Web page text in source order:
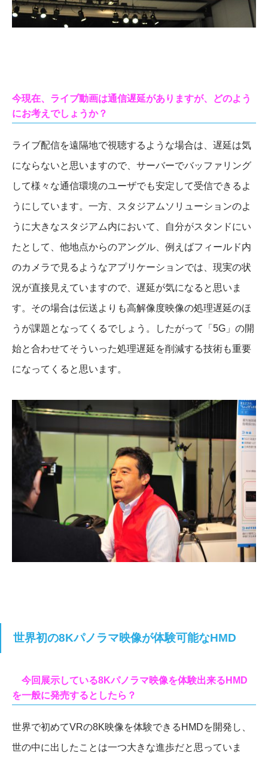
今現在、ライブ動画は通信遅延がありますが、どのよう
にお考えでしょうか？
ライブ配信を遠隔地で視聴するような場合は、遅延は気
にならないと思いますので、サーバーでバッファリング
して様々な通信環境のユーザでも安定して受信できるよ
うにしています。一方、スタジアムソリューションのよ
うに大きなスタジアム内において、自分がスタンドにい
たとして、他地点からのアングル、例えばフィールド内
のカメラで見るようなアプリケーションでは、現実の状
況が直接見えていますので、遅延が気になると思いま
す。その場合は伝送よりも高解像度映像の処理遅延のほ
うが課題となってくるでしょう。したがって「5G」の開
始と合わせてそういった処理遅延を削減する技術も重要
になってくると思います。
世界初の8Kパノラマ映像が体験可能なHMD
今回展示している8Kパノラマ映像を体験出来るHMD
を一般に発売するとしたら？
世界で初めてVRの8K映像を体験できるHMDを開発し、
世の中に出したことは一つ大きな進歩だと思っていま